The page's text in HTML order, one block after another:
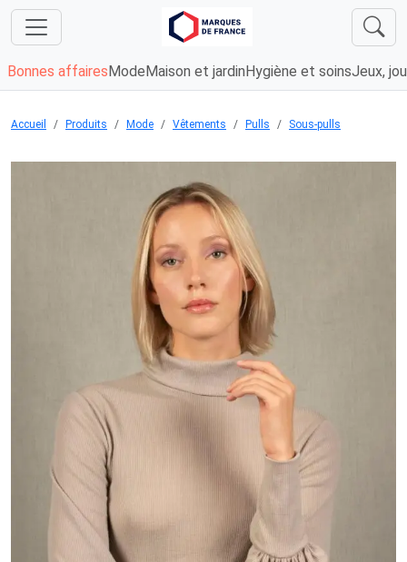
Bonnes affaires Mode Maison et jardin Hygiène et soinsJeux,
Accueil Produits Mode Vêtements Pulls Sous-pulls